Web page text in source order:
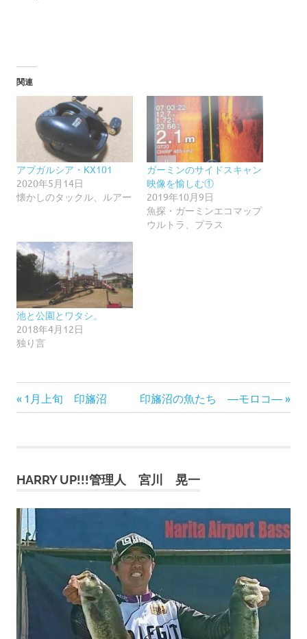
関連
アブガルシア・KX101
2020年5月14日
懐かしのタックル、ルアー
ガーミンのサイドスキャン
映像を愉しむ①
2019年10月9日
魚探・ガーミンエコマップ
ウルトラ、プラス
池と公園とワタシ。
2018年4月12日
独り言
投
ビ
ゲ
ー
シ
ョ
ン
前
の
1月上旬 印旛沼
次
の
印旛沼の魚たち ―モロコ―
HARRY UP!!!管理人 宮川 晃一